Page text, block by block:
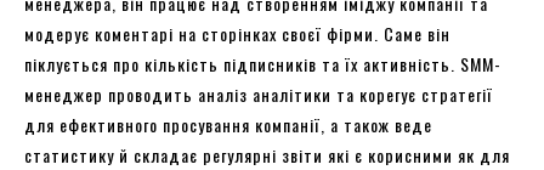
модерує коментарі на сторінках своєї фірми. Саме він
піклується про кількість підписників та їх активність. SMM-
менеджер проводить аналіз аналітики та корегує стратегії
для ефективного просування компанії, а також веде
статистику й складає регулярні звіти які є корисними як для